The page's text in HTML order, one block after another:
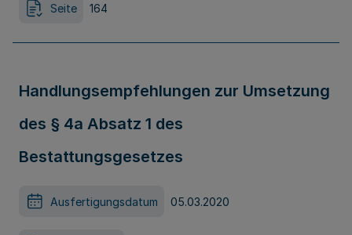
Seite 164
Handlungsempfehlungen zur Umsetzung
des § 4a Absatz 1 des
Bestattungsgesetzes
Ausfertigungsdatum 05.03.2020